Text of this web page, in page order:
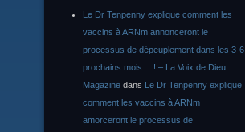
Le Dr Tenpenny explique comment les
vaccins à ARNm annonceront le
processus de dépeuplement dans les 3-6
prochains mois… ! – La Voix de Dieu
Magazine dans Le Dr Tenpenny explique
comment les vaccins à ARNm
amorceront le processus de